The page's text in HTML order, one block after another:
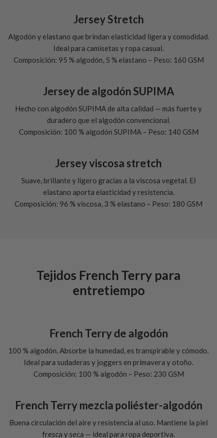
Jersey Stretch
Algodón y elastano que brindan elasticidad ligera y comodidad.
Ideal para camisetas y ropa casual.
Composición: 95 % algodón, 5 % elastano – Peso: 160 GSM
Jersey de algodón SUPIMA
Hecho con algodón SUPIMA de alta calidad — más fuerte y
duradero que el algodón convencional.
Composición: 100 % algodón SUPIMA – Peso: 140 GSM
Jersey viscosa stretch
Suave, brillante y ligero gracias a la viscosa vegetal. El
elastano aporta elasticidad y resistencia.
Composición: 96 % viscosa, 3 % elastano – Peso: 180 GSM
Tejidos French Terry para
entretiempo
French Terry de algodón
100 % algodón. Absorbe la humedad, es transpirable y cómodo.
Ideal para sudaderas y joggers en primavera y otoño.
Composición: 100 % algodón – Peso: 230 GSM
French Terry mezcla poliéster-algodón
Buena circulación del aire y resistencia al uso. Mantiene la piel
fresca y seca — ideal para ropa deportiva.